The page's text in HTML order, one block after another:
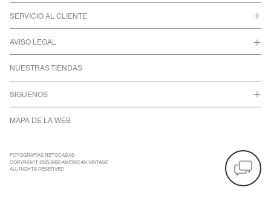
SERVICIO AL CLIENTE
AVISO LEGAL
NUESTRAS TIENDAS
SIGUENOS
MAPA DE LA WEB
FOTOGRAFÍAS RETOCADAS
COPYRIGHT 2025-2026 AMERICAN VINTAGE
ALL RIGHTS RESERVED